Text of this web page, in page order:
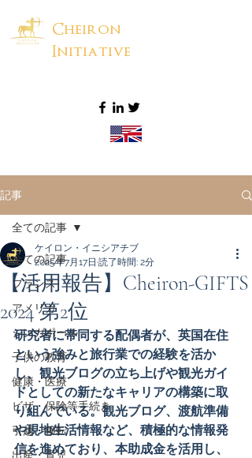
Cheiron
Initiative
記事
全ての記事
フランス
アメリカ
シンガポール
子供の教育
健康・医療
ビザ・保険等手続き
引越・移転
出産・育児
全ての記事
【活用報告】Cheiron-GIFTS
2024 第2位
ケイロン・イニシアチブ
2025年7月17日 読了時間: 2分
研究者に帯同する配偶者が、英国在住
という強みと旅行業での経験を活か
し、観光ブログの立ち上げや観光ガイ
ドとしての新たなキャリアの構築に取
り組んでいる。観光ブログ、渡航準備
や現地生活情報など、積極的な情報発
信を進めており、本助成金を活用し、